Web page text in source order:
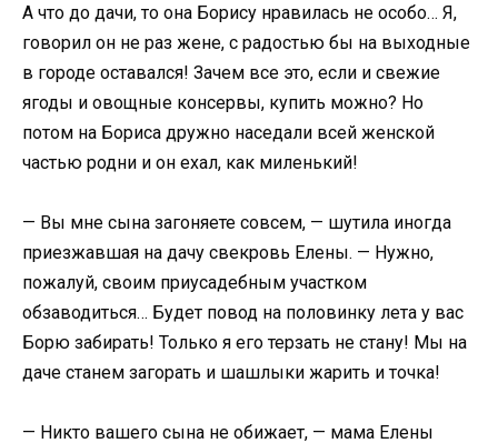
А что до дачи, то она Борису нравилась не особо… Я,
говорил он не раз жене, с радостью бы на выходные
в городе оставался! Зачем все это, если и свежие
ягоды и овощные консервы, купить можно? Но
потом на Бориса дружно наседали всей женской
частью родни и он ехал, как миленький!
— Вы мне сына загоняете совсем, — шутила иногда
приезжавшая на дачу свекровь Елены. — Нужно,
пожалуй, своим приусадебным участком
обзаводиться… Будет повод на половинку лета у вас
Борю забирать! Только я его терзать не стану! Мы на
даче станем загорать и шашлыки жарить и точка!
— Никто вашего сына не обижает, — мама Елены